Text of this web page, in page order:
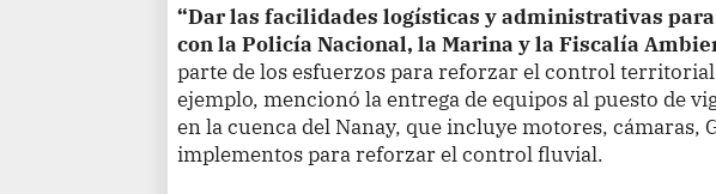
“Dar las facilidades logísticas y administrativas
con la Policía Nacional, la Marina y la Fiscalía
parte de los esfuerzos para reforzar el control
ejemplo, mencionó la entrega de equipos al puesto de
en la cuenca del Nanay, que incluye motores, cámaras,
implementos para reforzar el control fluvial.